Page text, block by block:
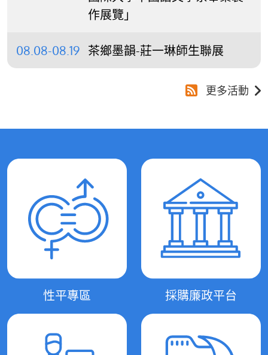
作展覽」
08.08-08.19 茶鄉墨韻-莊一琳師生聯展
更多活動
性平專區 採購廉政平台